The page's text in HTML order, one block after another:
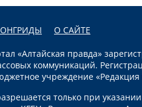
О САЙТЕ
«Алтайская правда»
коммуникаций.
учреждение «Редакция
только при